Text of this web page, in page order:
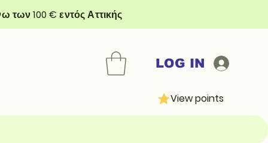
των 100 € εντός Αττικής
LOG IN
View points